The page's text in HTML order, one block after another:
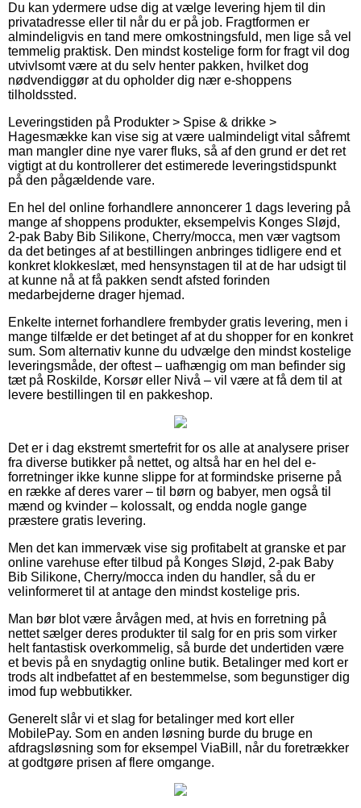
Du kan ydermere udse dig at vælge levering hjem til din
privatadresse eller til når du er på job. Fragtformen er
almindeligvis en tand mere omkostningsfuld, men lige så vel
temmelig praktisk. Den mindst kostelige form for fragt vil dog
utvivlsomt være at du selv henter pakken, hvilket dog
nødvendiggør at du opholder dig nær e-shoppens
tilholdssted.
Leveringstiden på Produkter > Spise & drikke >
Hagesmække kan vise sig at være ualmindeligt vital såfremt
man mangler dine nye varer fluks, så af den grund er det ret
vigtigt at du kontrollerer det estimerede leveringstidspunkt
på den pågældende vare.
En hel del online forhandlere annoncerer 1 dags levering på
mange af shoppens produkter, eksempelvis Konges Sløjd,
2-pak Baby Bib Silikone, Cherry/mocca, men vær vagtsom
da det betinges af at bestillingen anbringes tidligere end et
konkret klokkeslæt, med hensynstagen til at de har udsigt til
at kunne nå at få pakken sendt afsted forinden
medarbejderne drager hjemad.
Enkelte internet forhandlere frembyder gratis levering, men i
mange tilfælde er det betinget af at du shopper for en konkret
sum. Som alternativ kunne du udvælge den mindst kostelige
leveringsmåde, der oftest – uafhængig om man befinder sig
tæt på Roskilde, Korsør eller Nivå – vil være at få dem til at
levere bestillingen til en pakkeshop.
Det er i dag ekstremt smertefrit for os alle at analysere priser
fra diverse butikker på nettet, og altså har en hel del e-
forretninger ikke kunne slippe for at formindske priserne på
en række af deres varer – til børn og babyer, men også til
mænd og kvinder – kolossalt, og endda nogle gange
præstere gratis levering.
Men det kan immervæk vise sig profitabelt at granske et par
online varehuse efter tilbud på Konges Sløjd, 2-pak Baby
Bib Silikone, Cherry/mocca inden du handler, så du er
velinformeret til at antage den mindst kostelige pris.
Man bør blot være årvågen med, at hvis en forretning på
nettet sælger deres produkter til salg for en pris som virker
helt fantastisk overkommelig, så burde det undertiden være
et bevis på en snydagtig online butik. Betalinger med kort er
trods alt indbefattet af en bestemmelse, som begunstiger dig
imod fup webbutikker.
Generelt slår vi et slag for betalinger med kort eller
MobilePay. Som en anden løsning burde du bruge en
afdragsløsning som for eksempel ViaBill, når du foretrækker
at godtgøre prisen af flere omgange.